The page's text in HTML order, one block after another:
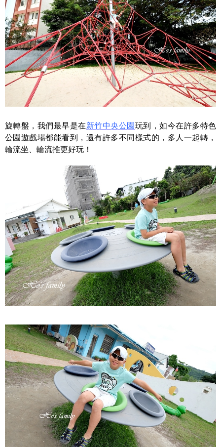
旋轉盤，我們最早是在新竹中央公園 玩到，如今在許多特色
公園遊戲場都能看到，還有許多不同樣式的，多人一起轉，
輪流坐、輪流推更好玩！